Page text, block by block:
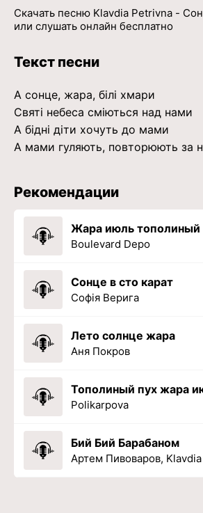
Скачать песню Klavdia Petrivna -
или слушать онлайн бесплатно
Текст песни
А сонце, жара, білі хмари
Святі небеса сміються над нами
А бідні діти хочуть до мами
А мами гуляють, повторюють за
Рекомендации
Жара июль тополиный
Boulevard Depo
Сонце в сто карат
Софія Верига
Лето солнце жара
Аня Покров
Тополиный пух жара
Polikarpova
Бий Бий Барабаном
Артем Пивоваров,